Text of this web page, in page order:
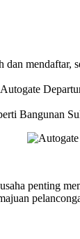
dan
Bangunan
penting